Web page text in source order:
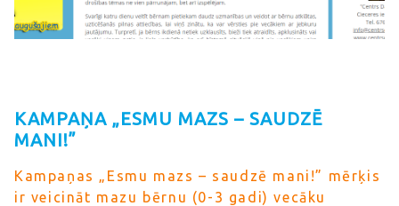
KAMPAŅA „ESMU MAZS – SAUDZĒ
MANI!”
Kampaņas „Esmu mazs – saudzē mani!” mērķis
ir veicināt mazu bērnu (0-3 gadi) vecāku